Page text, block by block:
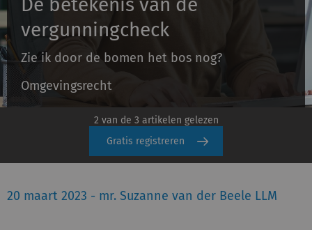
vergunningcheck
Zie ik door de bomen het bos nog?
Omgevingsrecht
2 van de 3 artikelen gelezen
Gratis registreren
20 maart 2023 - mr. Suzanne van der Beele LLM